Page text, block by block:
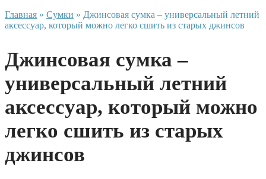
Главная » Сумки » Джинсовая сумка – универсальный летний
аксессуар, который можно легко сшить из старых джинсов
Джинсовая сумка –
универсальный летний
аксессуар, который можно
легко сшить из старых
джинсов